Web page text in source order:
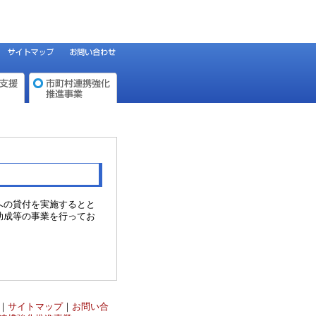
貸付を実施するとと
等の事業を行ってお
｜ サイトマップ｜ お問い合